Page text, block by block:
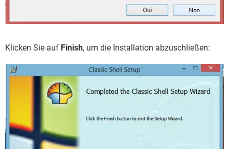
Klicken Sie auf Finish, um die Installation abzuschließen: